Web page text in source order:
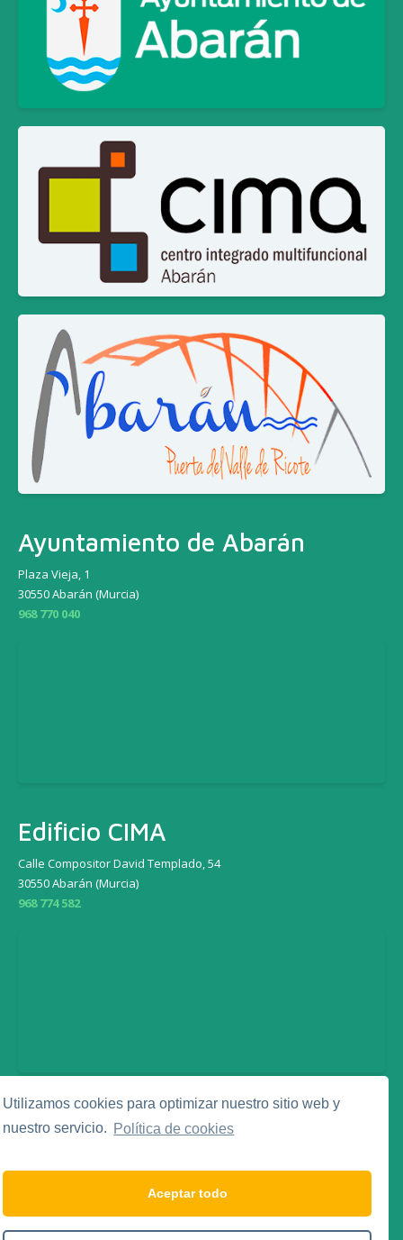
Utilizamos cookies para optimizar nuestro sitio web y
nuestro servicio. Política de cookies
Aceptar todo
Ayuntamiento de Abarán
Plaza Vieja, 1
30550 Abarán (Murcia)
968 770 040
Edificio CIMA
Calle Compositor David Templado, 54
30550 Abarán (Murcia)
968 774 582
Legal
Política de Privacidad